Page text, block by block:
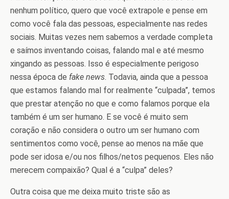
nenhum político, quero que você extrapole e pense em
como você fala das pessoas, especialmente nas redes
sociais. Muitas vezes nem sabemos a verdade completa
e saímos inventando coisas, falando mal e até mesmo
xingando as pessoas. Isso é especialmente perigoso
nessa época de fake news. Todavia, ainda que a pessoa
que estamos falando mal for realmente “culpada”, temos
que prestar atenção no que e como falamos porque ela
também é um ser humano. E se você é muito sem
coração e não considera o outro um ser humano com
sentimentos como você, pense ao menos na mãe que
pode ser idosa e/ou nos filhos/netos pequenos. Eles não
merecem compaixão? Qual é a “culpa” deles?
Outra coisa que me deixa muito triste são as